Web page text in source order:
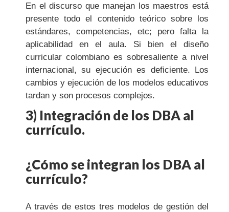
En el discurso que manejan los maestros está
presente todo el contenido teórico sobre los
estándares, competencias, etc; pero falta la
aplicabilidad en el aula. Si bien el diseño
curricular colombiano es sobresaliente a nivel
internacional, su ejecución es deficiente. Los
cambios y ejecución de los modelos educativos
tardan y son procesos complejos.
3) Integración de los DBA al
currículo.
¿Cómo se integran los DBA al
currículo?
A través de estos tres modelos de gestión del